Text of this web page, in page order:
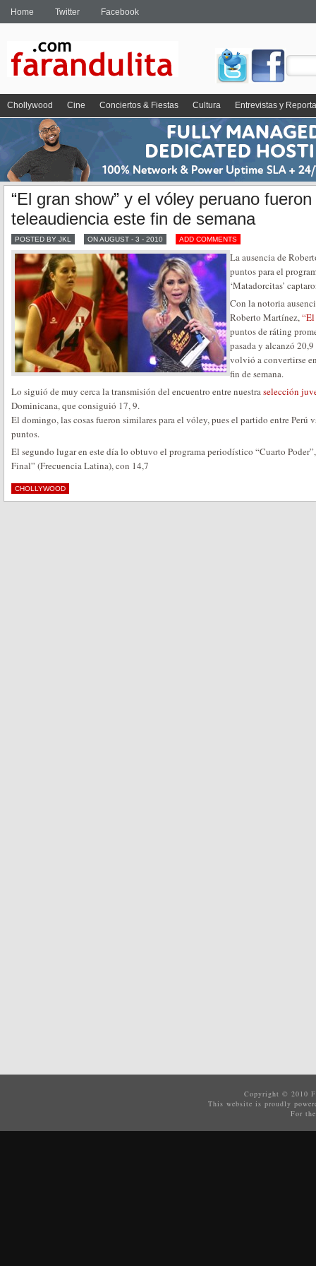
Home Twitter Facebook
Chollywood Cine Conciertos & Fiestas Cultura Entrevistas y
“El gran show” y el vóley peruano
teleaudiencia este fin de semana
POSTED BY JKL ON AUGUST - 3 - 2010 ADD COMMENTS
La ausencia de
puntos para el
‘Matadorcitas’
Con la notoria
Roberto Martínez,
puntos de ráting
pasada y alcanzó
volvió a convertirse
fin de semana.
Lo siguió de muy cerca la transmisión del encuentro entre nuestraselección
Dominicana, que consiguió 17, 9.
El domingo, las cosas fueron similares para el vóley, pues el partido entre Perú
puntos.
El segundo lugar en este día lo obtuvo el programa periodístico “Cuarto
Final” (Frecuencia Latina), con 14,7
CHOLLYWOOD
Copyright © 2010
This website is proudly
For